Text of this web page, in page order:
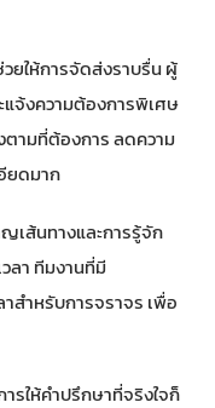
ยให้การจัดส่งราบรื่น ผู้
จ้งความต้องการพิเศษ
ตามที่ต้องการ ลดความ
ยดมาก
เส้นทางและการรู้จัก
ลา ทีมงานที่มี
สำหรับการจราจร เพื่อ
รให้คำปรึกษาที่จริงใจก็